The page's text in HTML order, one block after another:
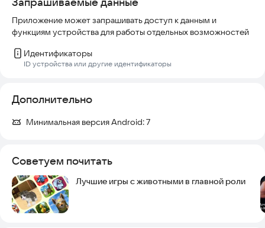
Приложение может запрашивать доступ к данным и
функциям устройства для работы отдельных возможностей
Идентификаторы
ID устройства или другие идентификаторы
Дополнительно
Минимальная версия Android:7
Советуем почитать
Лучшие игры с животными в главной роли